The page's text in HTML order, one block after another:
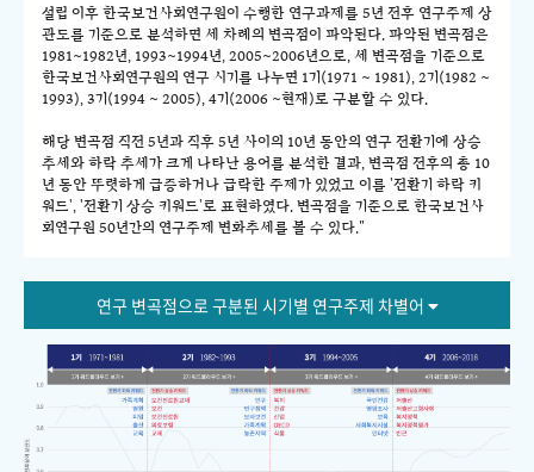
설립 이후 한국보건사회연구원이 수행한 연구과제를 5년 전후 연구주제 상
관도를 기준으로 분석하면 세 차례의 변곡점이 파악된다. 파악된 변곡점은
1981~1982년, 1993~1994년, 2005~2006년으로, 세 변곡점을 기준으로
한국보건사회연구원의 연구 시기를 나누면 1기(1971 ~ 1981), 2기(1982 ~
1993), 3기(1994 ~ 2005), 4기(2006 ~현재)로 구분할 수 있다.
해당 변곡점 직전 5년과 직후 5년 사이의 10년 동안의 연구 전환기에 상승
추세와 하락 추세가 크게 나타난 용어를 분석한 결과, 변곡점 전후의 총 10
년 동안 뚜렷하게 급증하거나 급락한 주제가 있었고 이를 '전환기 하락 키
워드', '전환기 상승 키워드'로 표현하였다. 변곡점을 기준으로 한국보건사
회연구원 50년간의 연구주제 변화추세를 볼 수 있다."
연구 변곡점으로 구분된 시기별 연구주제 차별어